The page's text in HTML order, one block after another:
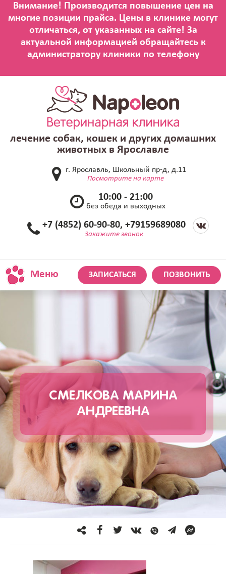
лечение собак, кошек и других домашних
животных в Ярославле
г. Ярославль, Школьный пр-д, д.11
Посмотрите на карте
10:00 - 21:00
без обеда и выходных
+7 (4852) 60-90-80, +79159689080
Закажите звонок
Меню ЗАПИСАТЬСЯ ПОЗВОНИТЬ
СМЕЛКОВА МАРИНА
АНДРЕЕВНА